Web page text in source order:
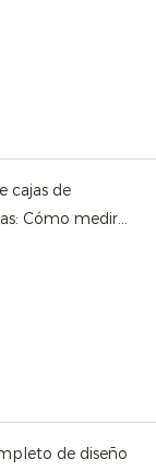
cajas de
Cómo medir
de diseño